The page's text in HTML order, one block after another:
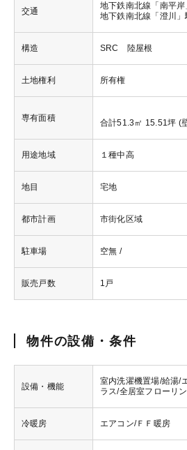
交通
地下鉄南北線「南平
地下鉄南北線「澄川
構造 SRC 陸屋根
土地権利 所有権
専有面積
合計51.3㎡ 15.51坪 (
用途地域 １種中高
地目 宅地
都市計画 市街化区域
駐車場 空無 /
販売戸数 1戸
物件の設備・条件
設備・機能
室内洗濯機置場/給湯/
ラス/全居室フローリ
冷暖房 エアコン/ＦＦ暖房